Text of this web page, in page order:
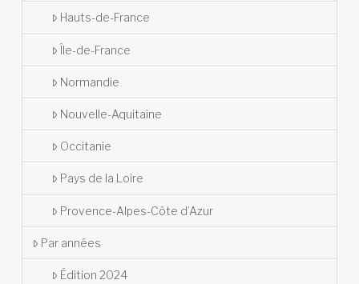
Hauts-de-France
Île-de-France
Normandie
Nouvelle-Aquitaine
Occitanie
Pays de la Loire
Provence-Alpes-Côte d’Azur
Par années
Édition 2024